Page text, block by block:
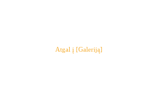
Atgal į [Galeriją]